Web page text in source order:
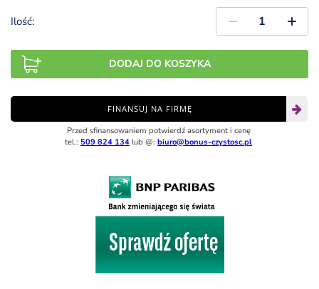
Ilość:
DODAJ DO KOSZYKA
FINANSUJ NA FIRMĘ
Przed sfinansowaniem potwierdź asortyment i cenę
tel.: 509 824 134 lub @: biuro@bonus-czystosc.pl